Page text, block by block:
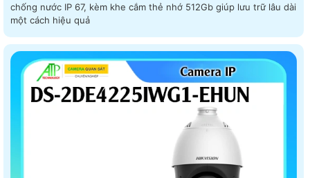
chống nước IP 67, kèm khe cắm thẻ nhớ 512Gb giúp lưu trữ lâu dài
một cách hiệu quả